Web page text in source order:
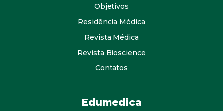
Objetivos
Residência Médica
Revista Médica
Revista Bioscience
Contatos
Edumedica